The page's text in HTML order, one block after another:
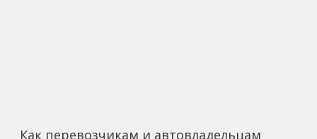
Как перевозчикам и автовладельцам